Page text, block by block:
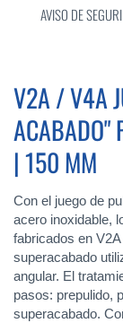
V2A / V4A
ACABADO"
| 150 MM
Con el juego de
acero inoxidable,
fabricados en
superacabado
angular. El
pasos: prepulido,
superacabado.
AVISO DE